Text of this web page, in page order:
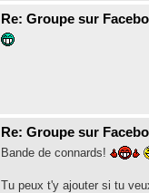
Re: Groupe sur
Re: Groupe sur
Bande de connards!
Tu peux t'y ajouter si tu